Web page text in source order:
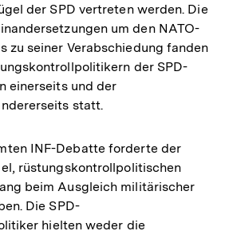
der SPD vertreten werden. Die
um den NATO-
zu seiner Verabschiedung fanden
der SPD-
einerseits und der
statt.
INF-Debatte forderte der
rüstungskontrollpolitischen
beim Ausgleich militärischer
Die SPD-
hielten weder die